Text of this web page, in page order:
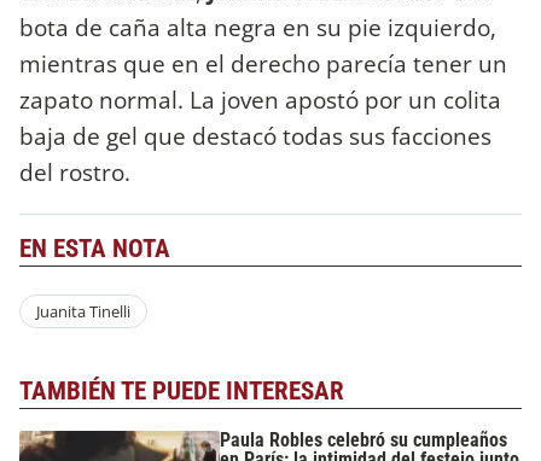
bota de caña alta negra en su pie izquierdo,
mientras que en el derecho parecía tener un
zapato normal. La joven apostó por un colita
baja de gel que destacó todas sus facciones
del rostro.
EN ESTA NOTA
Juanita Tinelli
TAMBIÉN TE PUEDE INTERESAR
Paula Robles celebró su cumpleaños